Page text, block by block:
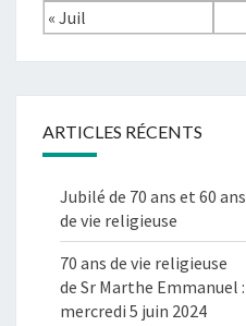
« Juil
ARTICLES RÉCENTS
Jubilé de 70 ans et 60 ans
de vie religieuse
70 ans de vie religieuse
de Sr Marthe Emmanuel :
mercredi 5 juin 2024